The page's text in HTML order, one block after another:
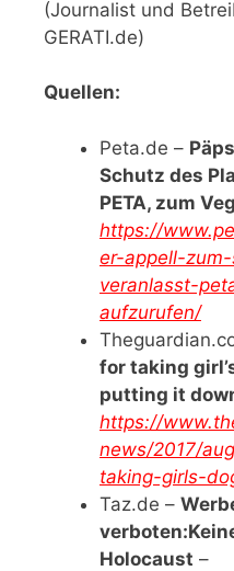
(Journalist und
GERATI.de)
Quellen:
Peta.de –
Schutz des
PETA, zum
https://
er-appell-
veranlasst-
aufzurufen/
for taking
putting it
https://
news/2017/
taking-girls-
Taz.de –
Holocaust –